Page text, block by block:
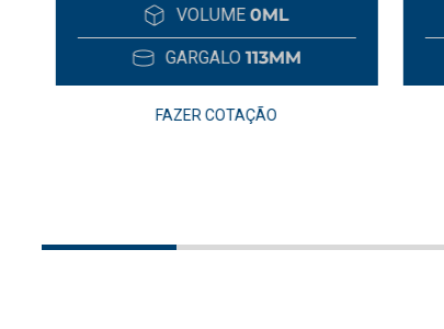
VOLUME 0ML
GARGALO 113MM
FAZER COTAÇÃO